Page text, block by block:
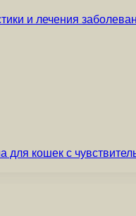
и лечения
для кошек с